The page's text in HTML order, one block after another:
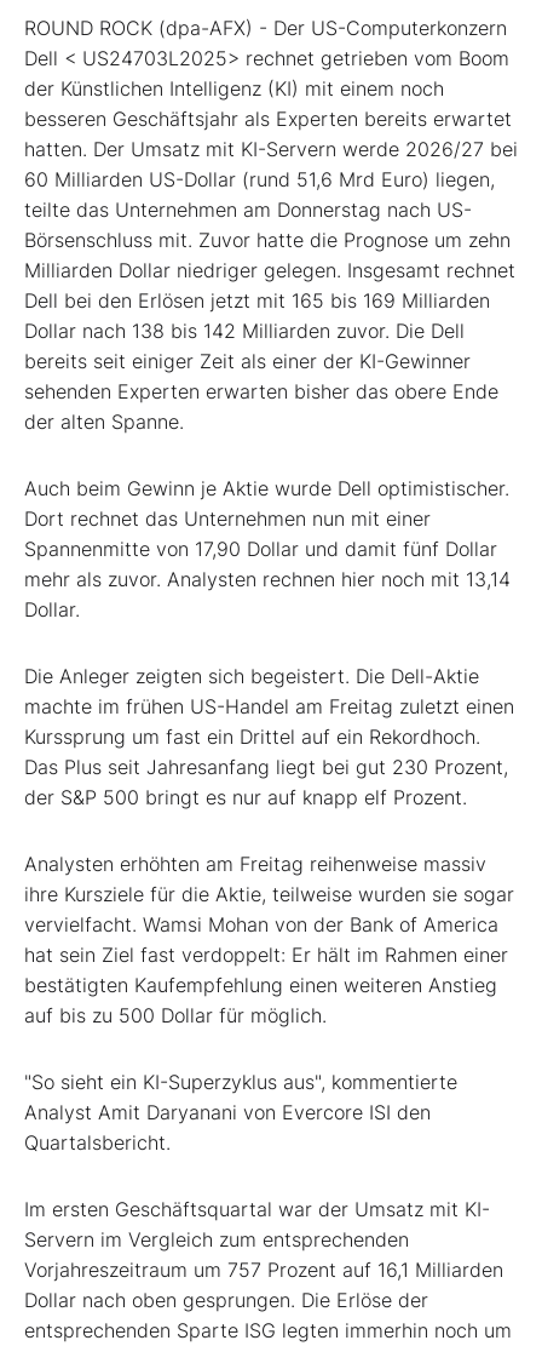
ROUND ROCK (dpa-AFX) - Der US-Computerkonzern
Dell < US24703L2025> rechnet getrieben vom Boom
der Künstlichen Intelligenz (KI) mit einem noch
besseren Geschäftsjahr als Experten bereits erwartet
hatten. Der Umsatz mit KI-Servern werde 2026/27 bei
60 Milliarden US-Dollar (rund 51,6 Mrd Euro) liegen,
teilte das Unternehmen am Donnerstag nach US-
Börsenschluss mit. Zuvor hatte die Prognose um zehn
Milliarden Dollar niedriger gelegen. Insgesamt rechnet
Dell bei den Erlösen jetzt mit 165 bis 169 Milliarden
Dollar nach 138 bis 142 Milliarden zuvor. Die Dell
bereits seit einiger Zeit als einer der KI-Gewinner
sehenden Experten erwarten bisher das obere Ende
der alten Spanne.
Auch beim Gewinn je Aktie wurde Dell optimistischer.
Dort rechnet das Unternehmen nun mit einer
Spannenmitte von 17,90 Dollar und damit fünf Dollar
mehr als zuvor. Analysten rechnen hier noch mit 13,14
Dollar.
Die Anleger zeigten sich begeistert. Die Dell-Aktie
machte im frühen US-Handel am Freitag zuletzt einen
Kurssprung um fast ein Drittel auf ein Rekordhoch.
Das Plus seit Jahresanfang liegt bei gut 230 Prozent,
der S&P 500 bringt es nur auf knapp elf Prozent.
Analysten erhöhten am Freitag reihenweise massiv
ihre Kursziele für die Aktie, teilweise wurden sie sogar
vervielfacht. Wamsi Mohan von der Bank of America
hat sein Ziel fast verdoppelt: Er hält im Rahmen einer
bestätigten Kaufempfehlung einen weiteren Anstieg
auf bis zu 500 Dollar für möglich.
"So sieht ein KI-Superzyklus aus", kommentierte
Analyst Amit Daryanani von Evercore ISI den
Quartalsbericht.
Im ersten Geschäftsquartal war der Umsatz mit KI-
Servern im Vergleich zum entsprechenden
Vorjahreszeitraum um 757 Prozent auf 16,1 Milliarden
Dollar nach oben gesprungen. Die Erlöse der
entsprechenden Sparte ISG legten immerhin noch um